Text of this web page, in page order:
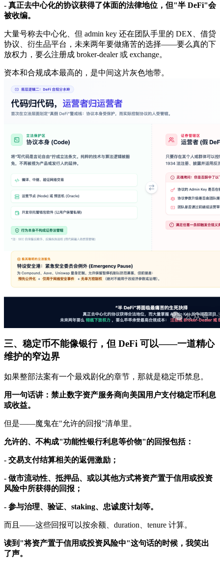
- 真正去中心化的协议获得了体面的法律地位，但"半 DeFi"会
被收编。
大量号称去中心化、但 admin key 还在团队手里的 DEX、借贷
协议、衍生品平台，未来两年要做痛苦的选择——要么真的下
放权力，要么注册成 broker-dealer 或 exchange。
资本和合规成本最高的，是中间这片灰色地带。
三、稳定币不能像银行，但 DeFi 可以——一道精心
维护的窄边界
如果整部法案有一个最戏剧化的章节，那就是稳定币禁息。
用一句话讲：禁止数字资产服务商向美国用户支付稳定币利息
或收益。
但是——魔鬼在"允许的回报"清单里。
允许的、不构成"功能性银行利息等价物"的回报包括：
- 交易支付结算相关的返佣激励；
- 做市流动性、抵押品、或以其他方式将资产置于信用或投资
风险中所获得的回报；
- 参与治理、验证、staking、忠诚度计划等。
而且——这些回报可以按余额、duration、tenure 计算。
读到"将资产置于信用或投资风险中"这句话的时候，我笑出
了声。